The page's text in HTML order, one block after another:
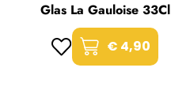
Glas La Gauloise 33Cl
€ 4,90